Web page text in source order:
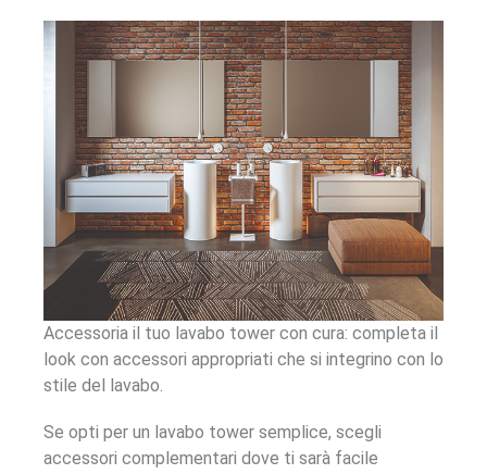
Accessoria il tuo lavabo tower con cura: completa il
look con accessori appropriati che si integrino con lo
stile del lavabo.
Se opti per un lavabo tower semplice, scegli
accessori complementari dove ti sarà facile